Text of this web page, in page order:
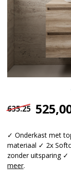
635.25
✓ Onderkast met
materiaal ✓ 2x
zonder uitsparing ✓
meer.